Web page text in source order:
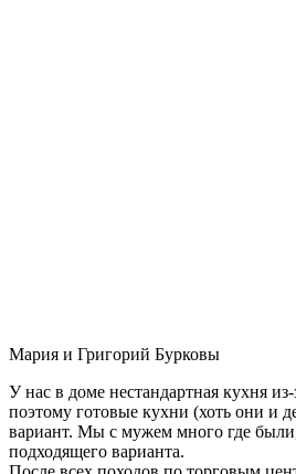
Мария и Григорий Бурковы
У нас в доме нестандартная кухня
поэтому готовые кухни (хоть они и
вариант. Мы с мужем много где
подходящего варианта.